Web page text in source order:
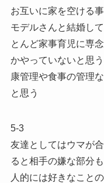
お互いに家を空ける
モデルさんと結婚し
とんど家事育児に専
かやっていないと思
康管理や食事の管理
と思う
5-3
友達としてはウマが
ると相手の嫌な部分
人的には好きなこと